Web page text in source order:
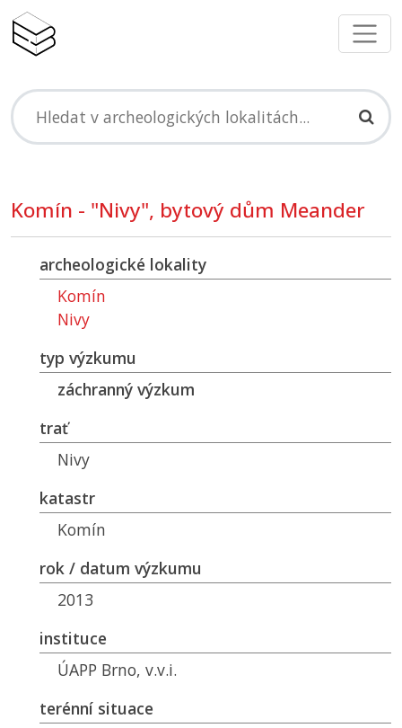
Komín - "Nivy", bytový dům Meander
archeologické lokality
Komín
Nivy
typ výzkumu
záchranný výzkum
trať
Nivy
katastr
Komín
rok / datum výzkumu
2013
instituce
ÚAPP Brno, v.v.i.
terénní situace